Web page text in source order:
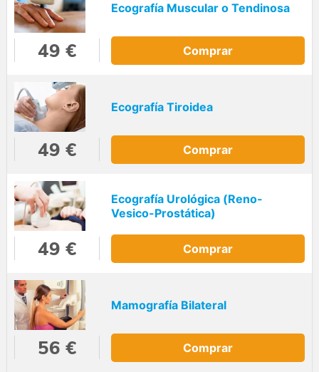
Ecografía Muscular o Tendinosa
49 € Comprar
Ecografía Tiroidea
49 € Comprar
Ecografía Urológica (Reno-
Vesico-Prostática)
49 € Comprar
Mamografía Bilateral
56 € Comprar